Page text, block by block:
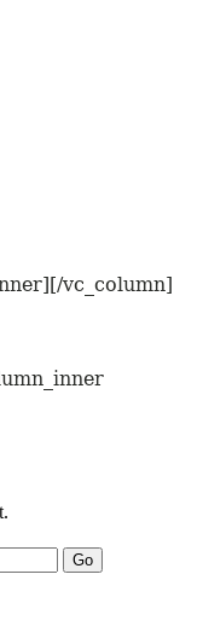
vc_column]